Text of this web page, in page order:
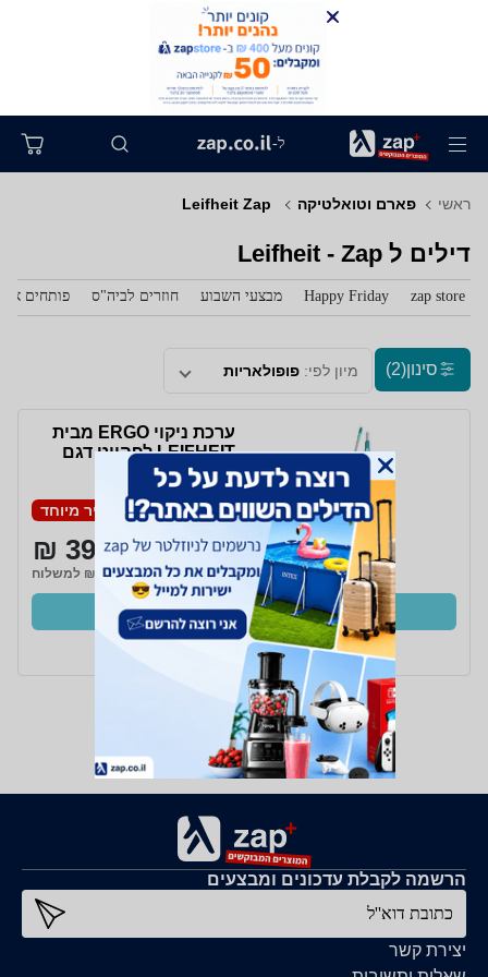
ל-
ראשי פארם וטואלטיקה
דילים ל‏ Leifheit - Zap
zap store
Happy Friday מבצעי השבוע חוזרים לביה"ס פותחים את
סינון(2) מיון לפי: פופולאריות
ערכת ניקוי ERGO מבית
LEIFHEIT לפהייט דגם
52101
מחיר מיוחד
399 ₪
₪20 למשלוח
קנו עכשיו
ב- Zap
יצירת קשר
הרשמה לקבלת עדכונים ומבצעים
כתובת דוא''ל